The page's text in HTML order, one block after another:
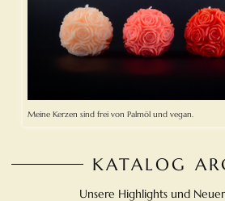
Meine Kerzen sind frei von Palmöl und vegan.
KATALOG
Unsere Highlights und